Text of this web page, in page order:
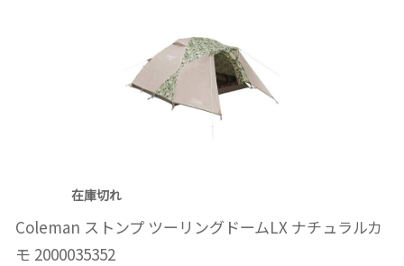
在庫切れ
Coleman ストンプ ツーリングドームLX ナチュラルカ
モ 2000035352